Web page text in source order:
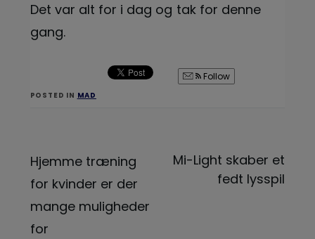
Det var alt for i dag og tak for denne
gang.
Follow
POSTED IN MAD
Indlægsnavigation
Hjemme træning
for kvinder er der
mange muligheder
for
Mi-Light skaber et
fedt lysspil